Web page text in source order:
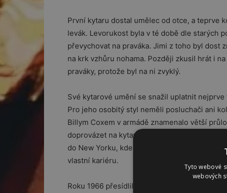
První kytaru dostal umělec od otce, a teprve
levák. Levorukost byla v té době dle starých
převychovat na praváka. Jimi z toho byl dost
na krk vzhůru nohama. Později zkusil hrát i
praváky, protože byl na ni zvyklý.
Své kytarové umění se snažil uplatnit
Pro jeho osobitý styl neměli posluchači ani
Billym Coxem v armádě znamenalo větší
doprovázet na kytaru umělce z nashvillské
do New Yorku, kde v doprovodech
vlastní kariéru.
Roku 1966 přesídlil do Anglie a v září sestavil
Tyto webové
webových